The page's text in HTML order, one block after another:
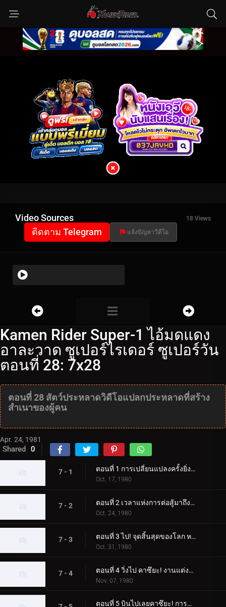
Video Sources 18 Views
ติดตาม Telegram แจ้งปัญหาวีดีโอ
Kamen Rider Super-1 ไอ้มดแดง
อาละวาด ซูเปอร์ไรเดอร์ ซูเปอร์วัน
ตอนที่ 28: 7x28
ตอนที่ 28 สัตว์ประหลาดวิดีโอแปลกประหลาดที่สร้าง
สำเนาของผู้คน
Apr. 24, 1981
Shared 0
7 - 1 ตอนที่ 1 การเปลี่ยนแปลงครั้งยิ่งใหญ่ของมนุษย์ที่ได้รับการปรับปรุงใหม่สำหรับโลก
Oct. 17, 1980
7 - 2 ตอนที่ 2 เวลาแห่งการต่อสู้มาถึงแล้ว! การเคลื่อนไหวคือหมัดเส้าหลินที่จริงใจ
Oct. 24, 1980
7 - 3 ตอนที่ 3 ไป! จุดสิ้นสุดของโลก หมู่บ้านทองคำแห่งความเชื่อ
Oct. 31, 1980
7 - 4 ตอนที่ 4 วิ่งไป คาซึยะ! งานแต่งงานของ Dogma เดือนมีนาคมแห่งความตาย
Nov. 07, 1980
ตอนที่ 5 บินไปเลยคาซึยะ! การแข่งขันเครื่องจักรปีศาจ